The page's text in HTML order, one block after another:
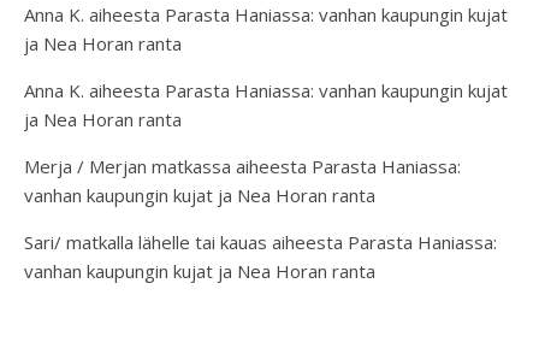
Anna K. aiheesta Parasta Haniassa: vanhan kaupungin kujat
ja Nea Horan ranta
Anna K. aiheesta Parasta Haniassa: vanhan kaupungin kujat
ja Nea Horan ranta
Merja / Merjan matkassa aiheesta Parasta Haniassa:
vanhan kaupungin kujat ja Nea Horan ranta
Sari/ matkalla lähelle tai kauas aiheesta Parasta Haniassa:
vanhan kaupungin kujat ja Nea Horan ranta